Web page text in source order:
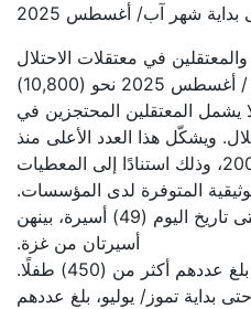
شهر آب/ أغسطس 2025
في معتقلات الاحتلال
الإسرائيلي حتى بداية شهر آب / أغسطس 2025 نحو (10,800)
يشمل المعتقلين المحتجزين في
ويشكّل هذا العدد الأعلى منذ
انتفاضة الأقصى عام 2000، وذلك استنادًا إلى المعطيات
المتوفرة لدى المؤسسات.
● الأسيرات: يبلغ عددهن حتى تاريخ اليوم (49) أسيرة، بينهن
أسيرتان من غزة.
أكثر من (450) طفلًا.
بداية تموز/ يوليو، بلغ عددهم